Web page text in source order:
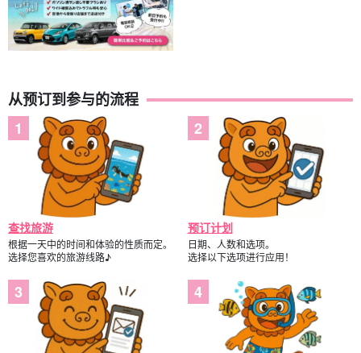
从预订到参与的流程
查找旅游
根据一天中的时间和体验的性质而定。
选择您喜欢的旅游线路♪
预订计划
日期、人数和选项。
选择以下选项进行应用！